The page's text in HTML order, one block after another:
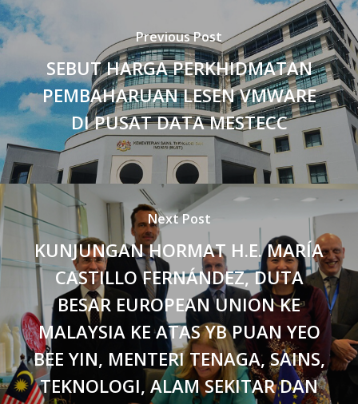
Previous Post
SEBUT HARGA PERKHIDMATAN
PEMBAHARUAN LESEN VMWARE
DI PUSAT DATA MESTECC
Next Post
KUNJUNGAN HORMAT H.E. MARÍA
CASTILLO FERNÁNDEZ, DUTA
BESAR EUROPEAN UNION KE
MALAYSIA KE ATAS YB PUAN YEO
BEE YIN, MENTERI TENAGA, SAINS,
TEKNOLOGI, ALAM SEKITAR DAN